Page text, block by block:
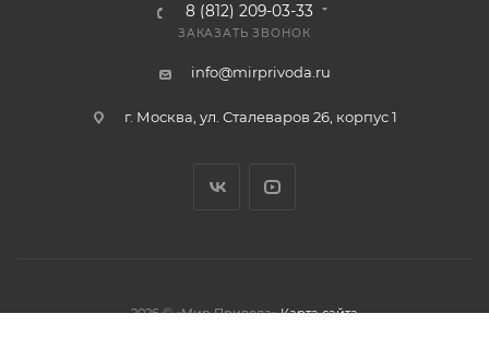
8 (812) 209-03-33
ЗАКАЗАТЬ ЗВОНОК
info@mirprivoda.ru
г. Москва, ул. Сталеваров 26, корпус 1
2026 © «Мир Привода» Карта сайта